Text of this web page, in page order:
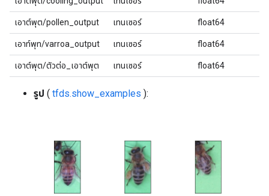
เอาต์พุต/pollen_output เทนเซอร์ float64
เอาท์พุท/varroa_output เทนเซอร์ float64
เอาต์พุต/ตัวต่อ_เอาต์พุต เทนเซอร์ float64
รูป ( tfds.show_examples ):